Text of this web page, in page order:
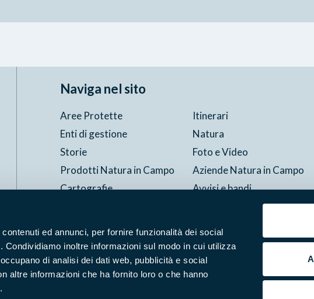
ed annunci, per fornire funzionalità dei social
Condividiamo inoltre informazioni sul modo in cui utilizza
di analisi dei dati web, pubblicità e social
altre informazioni che ha fornito loro o che hanno
Naviga nel sito
Aree Protette Itinerari
Enti di gestione
Natura
Storie
Foto e Video
Prodotti Natura in Campo
Aziende Natura in Campo
Cartografie
Avvisi e bandi
Strutture del parco
Accessibilità Privacy Cookie Preferenze